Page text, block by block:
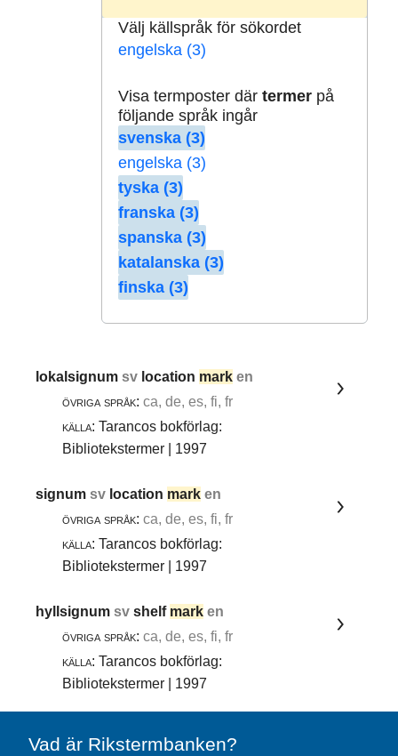
Välj källspråk för sökordet
engelska (3)
Visa termposter där termerpå
följande språk ingår
svenska (3)
engelska (3)
tyska (3)
franska (3)
spanska (3)
katalanska (3)
finska (3)
lokalsignumsv location mark en
övriga språk: ca, de, es, fi, fr
källa: Tarancos bokförlag:
Bibliotekstermer | 1997
signumsv location mark en
övriga språk: ca, de, es, fi, fr
källa: Tarancos bokförlag:
Bibliotekstermer | 1997
hyllsignumsvshelf mark en
övriga språk: ca, de, es, fi, fr
källa: Tarancos bokförlag:
Bibliotekstermer | 1997
Vad är Rikstermbanken?